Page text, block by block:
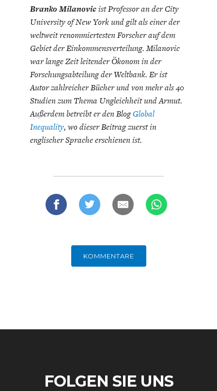
Branko Milanovicist Professor an der City
University of New York und gilt als einer der
weltweit renommiertesten Forscher auf dem
Gebiet der Einkommensverteilung. Milanovic
war lange Zeit leitender Ökonom in der
Forschungsabteilung der Weltbank. Er ist
Autor zahlreicher Bücher und von mehr als 40
Studien zum Thema Ungleichheit und Armut.
Außerdem betreibt er den BlogGlobal
Inequality, wo dieser Beitrag zuerst in
englischer Sprache erschienen ist.
KOMMENTARE
FOLGEN SIE UNS